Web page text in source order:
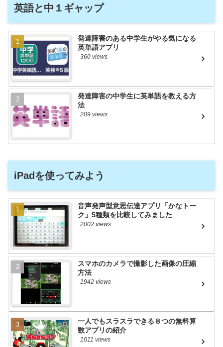
英語と中１ギャップ
発達障害のある中学生がやる気になる
英単語アプリ
360 views
発達障害の中学生に英単語を教える方
法
209 views
iPadを使ってみよう
音声発声型意思伝達アプリ「かなトー
ク」5種類を比較してみました
2002 views
スマホのカメラで撮影した画像の圧縮
方法
1942 views
一人でもスラスラできる８つの無料算
数アプリの紹介
1011 views